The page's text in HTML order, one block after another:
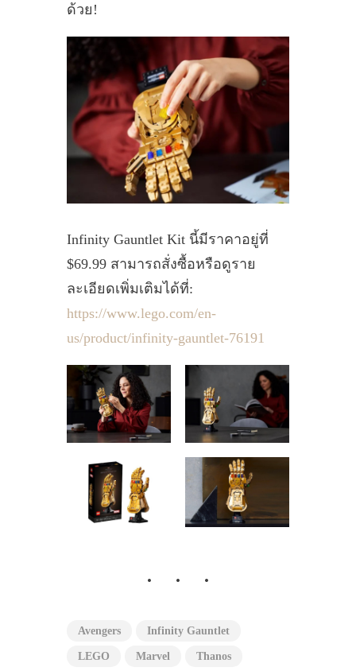
ด้วย!
Infinity Gauntlet Kit นี้มีราคาอยู่ที่
$69.99 สามารถสั่งซื้อหรือดูราย
ละเอียดเพิ่มเติมได้ที่:
https://www.lego.com/en-
us/product/infinity-gauntlet-76191
Avengers Infinity Gauntlet
LEGO Marvel Thanos